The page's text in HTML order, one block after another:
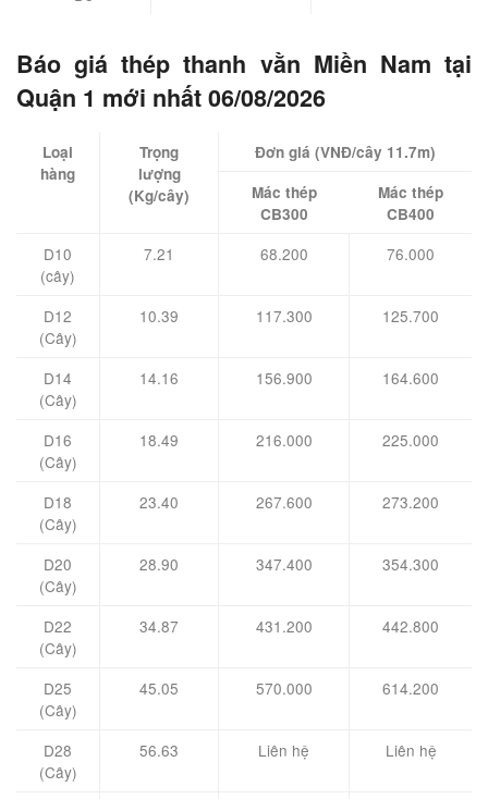
Báo giá thép thanh vằn Miền Nam tại
Quận 1 mới nhất 06/08/2026
Loại
hàng
Trọng
lượng
(Kg/cây)
Đơn giá (VNĐ/cây 11.7m)
Mác thép
CB300
Mác thép
CB400
D10
(cây)
7.21 68.200 76.000
D12
(Cây)
10.39 117.300 125.700
D14
(Cây)
14.16 156.900 164.600
D16
(Cây)
18.49 216.000 225.000
D18
(Cây)
23.40 267.600 273.200
D20
(Cây)
28.90 347.400 354.300
D22
(Cây)
34.87 431.200 442.800
D25
(Cây)
45.05 570.000 614.200
D28
(Cây)
56.63 Liên hệ Liên hệ